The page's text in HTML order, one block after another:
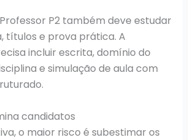
P2 também deve estudar
títulos e prova prática. A
incluir escrita, domínio do
e simulação de aula com
candidatos
o maior risco é subestimar os